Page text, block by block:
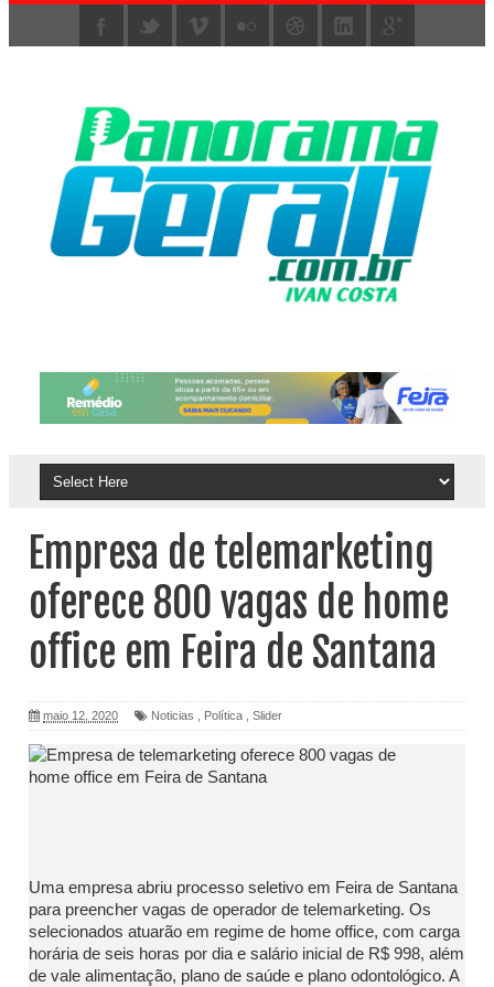
Empresa de telemarketing
oferece 800 vagas de home
office em Feira de Santana
maio 12, 2020 Noticias Política Slider
Uma empresa abriu processo seletivo em Feira de Santana
para preencher vagas de operador de telemarketing. Os
selecionados atuarão em regime de home office, com carga
horária de seis horas por dia e salário inicial de R$ 998, além
de vale alimentação, plano de saúde e plano odontológico. A